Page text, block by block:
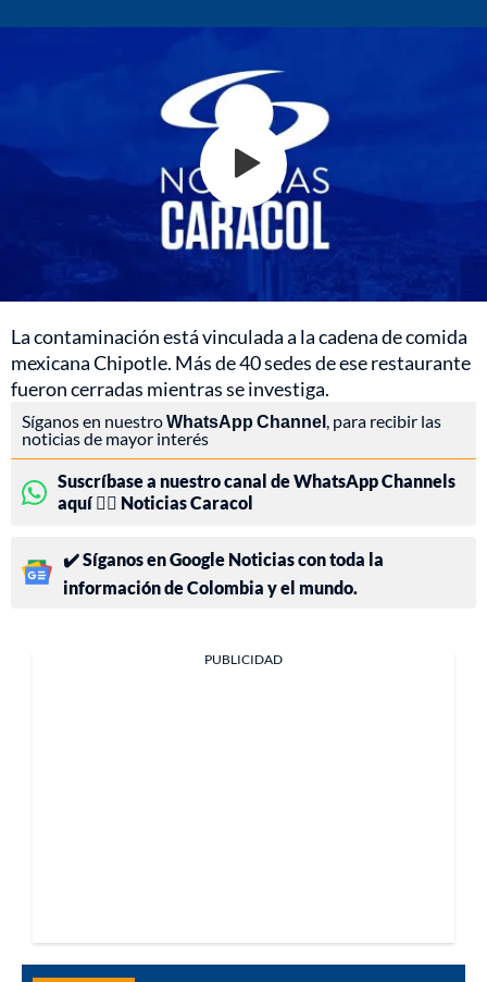
La contaminación está vinculada a la cadena de comida
mexicana Chipotle. Más de 40 sedes de ese restaurante
fueron cerradas mientras se investiga.
Síganos en nuestroWhatsApp Channel , para recibir las
noticias de mayor interés
Suscríbase a nuestro canal de WhatsApp Channels
aquí 👉🏻 Noticias Caracol
✔️ Síganos en Google Noticias con toda la
información de Colombia y el mundo.
PUBLICIDAD